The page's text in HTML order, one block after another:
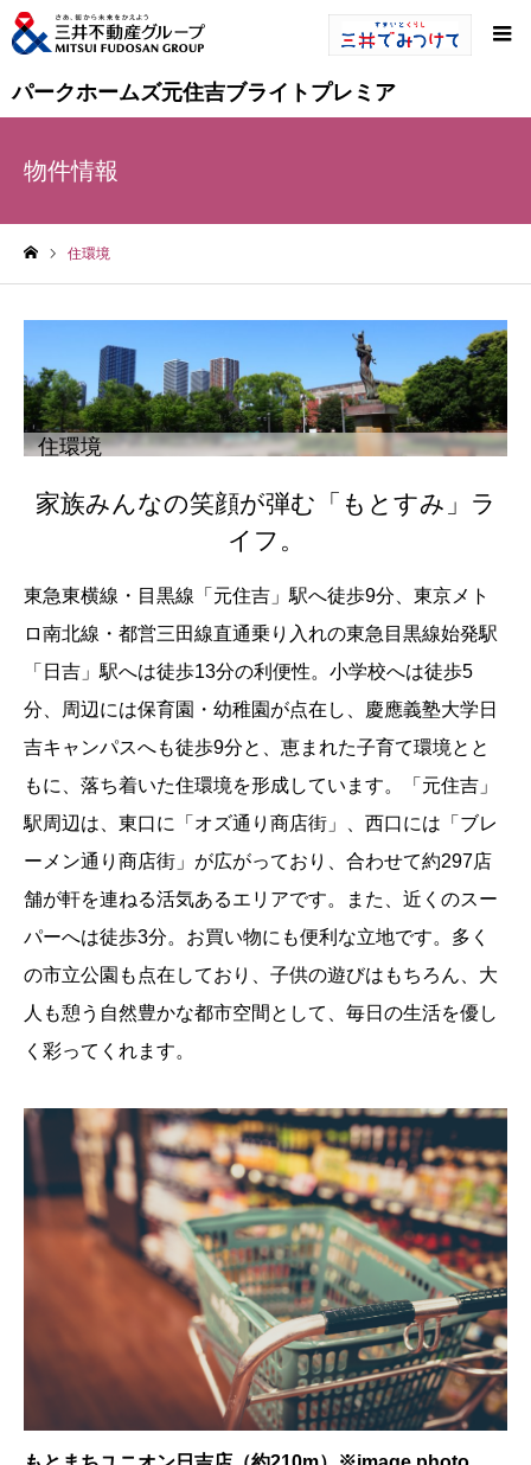
パークホームズ元住吉ブライトプレミア
物件情報
住環境
住環境
家族みんなの笑顔が弾む「もとすみ」ラ
イフ。
東急東横線・目黒線「元住吉」駅へ徒歩9分、東京メト
ロ南北線・都営三田線直通乗り入れの東急目黒線始発駅
「日吉」駅へは徒歩13分の利便性。小学校へは徒歩5
分、周辺には保育園・幼稚園が点在し、慶應義塾大学日
吉キャンパスへも徒歩9分と、恵まれた子育て環境とと
もに、落ち着いた住環境を形成しています。「元住吉」
駅周辺は、東口に「オズ通り商店街」、西口には「ブレ
ーメン通り商店街」が広がっており、合わせて約297店
舗が軒を連ねる活気あるエリアです。また、近くのスー
パーへは徒歩3分。お買い物にも便利な立地です。多く
の市立公園も点在しており、子供の遊びはもちろん、大
人も憩う自然豊かな都市空間として、毎日の生活を優し
く彩ってくれます。